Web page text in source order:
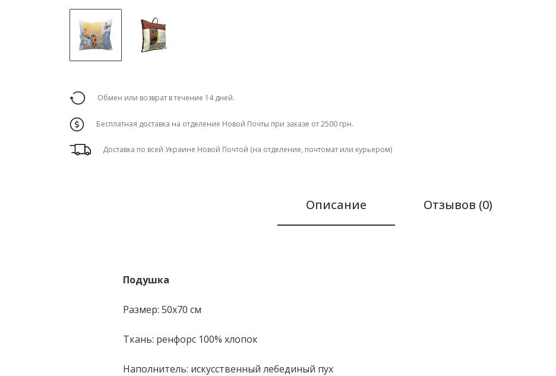
Обмен или возврат в течение 14 дней.
Бесплатная доставка на отделение Новой Почты при заказе от 2500 грн.
Доставка по всей Украине Новой Почтой (на отделение, почтомат или курьером)
Описание Отзывов (0)
Подушка
Размер: 50х70 см
Ткань: ренфорс 100% хлопок
Наполнитель: искусственный лебединый пух